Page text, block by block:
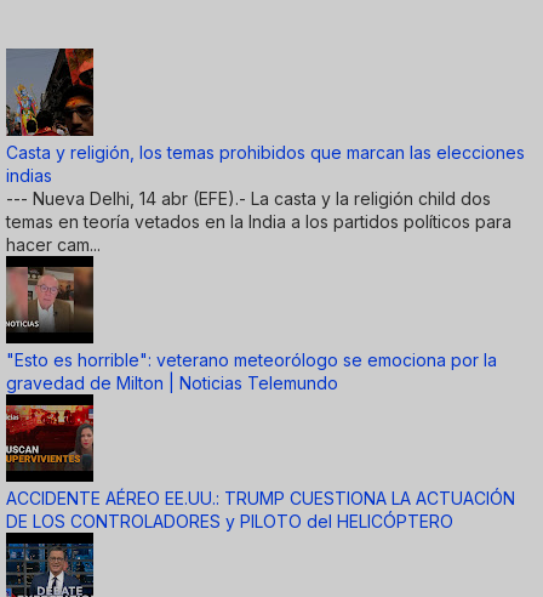
Casta y religión, los temas prohibidos que marcan las elecciones
indias
--- Nueva Delhi, 14 abr (EFE).- La casta y la religión child dos
temas en teoría vetados en la India a los partidos políticos para
hacer cam...
"Esto es horrible": veterano meteorólogo se emociona por la
gravedad de Milton | Noticias Telemundo
ACCIDENTE AÉREO EE.UU.: TRUMP CUESTIONA LA ACTUACIÓN
DE LOS CONTROLADORES y PILOTO del HELICÓPTERO